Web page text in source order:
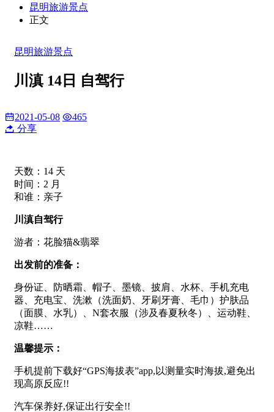
昆明旅游景点
正文
昆明旅游景点
川滇 14日 自驾行
2021-05-08
465
分享
天数：14 天
时间：2 月
和谁：亲子
川滇自驾行
游者：花脸猫&翡翠
出发前的准备：
身份证、防晒霜、帽子、墨镜、披肩、水杯、手机充电
器、充电宝、洗漱（洗面奶、牙刷牙膏、毛巾）护肤品
（面膜、水乳）、N套衣服（涉及春夏秋冬）、运动鞋、
凉鞋……
温馨提示：
手机提前下载好“GPS海拔表”app,以测量实时海拔,避免出
现高原反应!!
汽车保养好,保证出行安全!!